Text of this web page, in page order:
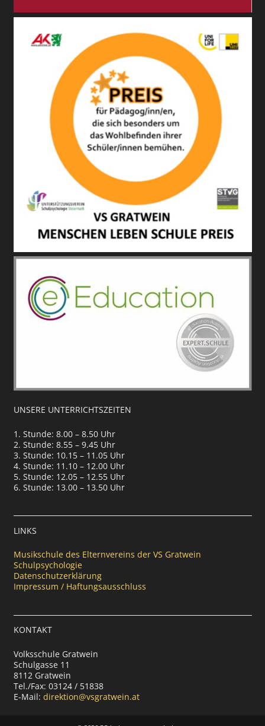
UNSERE UNTERRICHTSZEITEN
1. Stunde: 8.00 – 8.50 Uhr
2. Stunde: 8.55 – 9.45 Uhr
3. Stunde: 10.15 – 11.05 Uhr
4. Stunde: 11.10 – 12.00 Uhr
5. Stunde: 12.05 – 12.55 Uhr
6. Stunde: 13.00 – 13.50 Uhr
LINKS
Musikschule des Elternvereins der VS Gratwein
Schulpsychologie
Datenschutzerklärung
Impressum / Haftungsausschluss
KONTAKT
Volksschule Gratwein
Schulgasse 11
8112 Gratwein
Tel./Fax: 03124 / 51838
E-Mail: direktion@vsgratwein.at